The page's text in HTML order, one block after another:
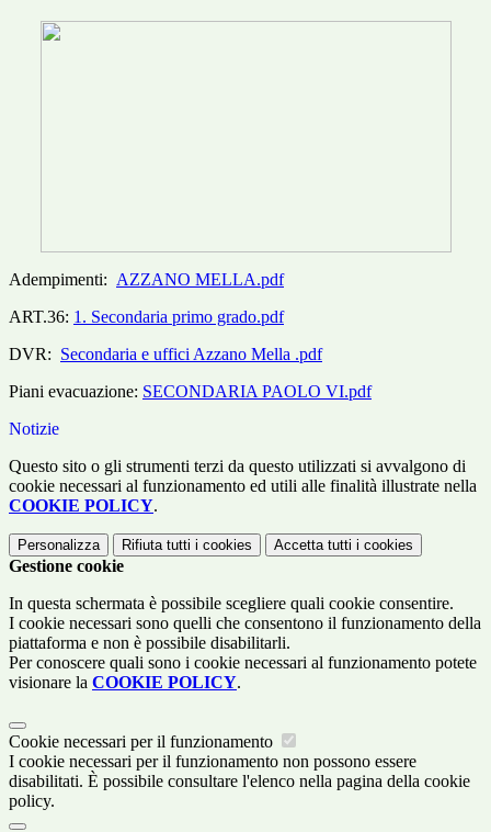
Adempimenti: AZZANO MELLA.pdf
ART.36: 1. Secondaria primo grado.pdf
DVR: Secondaria e uffici Azzano Mella .pdf
Piani evacuazione: SECONDARIA PAOLO VI.pdf
Notizie
Questo sito o gli strumenti terzi da questo utilizzati si avvalgono di
cookie necessari al funzionamento ed utili alle finalità illustrate nella
COOKIE POLICY.
Personalizza Rifiuta tutti i cookies Accetta tutti i cookies
Gestione cookie
In questa schermata è possibile scegliere quali cookie consentire.
I cookie necessari sono quelli che consentono il funzionamento della
piattaforma e non è possibile disabilitarli.
Per conoscere quali sono i cookie necessari al funzionamento potete
visionare la COOKIE POLICY.
Cookie necessari per il funzionamento
I cookie necessari per il funzionamento non possono essere
disabilitati. È possibile consultare l'elenco nella pagina della cookie
policy.